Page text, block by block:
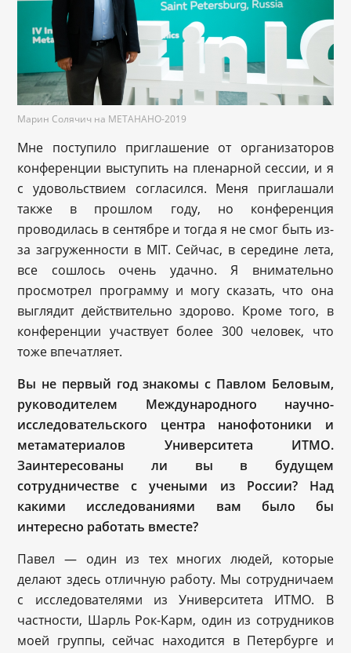
Марин Солячич на МЕТАНАНО-2019
Мне поступило приглашение от организаторов
конференции выступить на пленарной сессии, и я
c удовольствием согласился. Меня приглашали
также в прошлом году, но конференция
проводилась в сентябре и тогда я не смог быть из-
за загруженности в MIT. Сейчас, в середине лета,
все сошлось очень удачно. Я внимательно
просмотрел программу и могу сказать, что она
выглядит действительно здорово. Кроме того, в
конференции участвует более 300 человек, что
тоже впечатляет.
Вы не первый год знакомы с Павлом Беловым,
руководителем Международного научно-
исследовательского центра нанофотоники и
метаматериалов Университета ИТМО.
Заинтересованы ли вы в будущем
сотрудничестве с учеными из России? Над
какими исследованиями вам было бы
интересно работать вместе?
Павел — один из тех многих людей, которые
делают здесь отличную работу. Мы сотрудничаем
с исследователями из Университета ИТМО. В
частности, Шарль Рок-Карм, один из сотрудников
моей группы, сейчас находится в Петербурге и